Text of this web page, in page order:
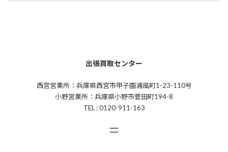
出張買取センター
西宮営業所：兵庫県西宮市甲子園浦風町1-23-110号
小野営業所：兵庫県小野市菅田町194-8
TEL : 0120-911-163